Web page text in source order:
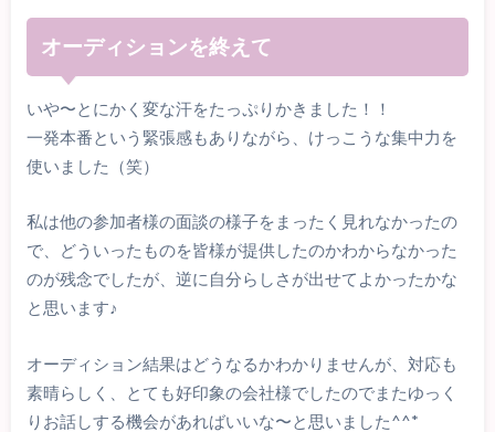
オーディションを終えて
いや〜とにかく変な汗をたっぷりかきました！！
一発本番という緊張感もありながら、けっこうな集中力を
使いました（笑）
私は他の参加者様の面談の様子をまったく見れなかったの
で、どういったものを皆様が提供したのかわからなかった
のが残念でしたが、逆に自分らしさが出せてよかったかな
と思います♪
オーディション結果はどうなるかわかりませんが、対応も
素晴らしく、とても好印象の会社様でしたのでまたゆっく
りお話しする機会があればいいな〜と思いました^^*